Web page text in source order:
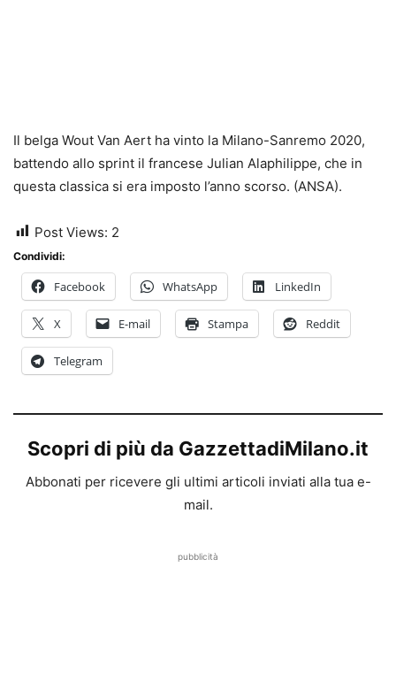
Il belga Wout Van Aert ha vinto la Milano-Sanremo 2020,
battendo allo sprint il francese Julian Alaphilippe, che in
questa classica si era imposto l’anno scorso. (ANSA).
Post Views: 2
Condividi:
Facebook WhatsApp LinkedIn
X E-mail Stampa Reddit
Telegram
Scopri di più da GazzettadiMilano.it
Abbonati per ricevere gli ultimi articoli inviati alla tua e-
mail.
pubblicità